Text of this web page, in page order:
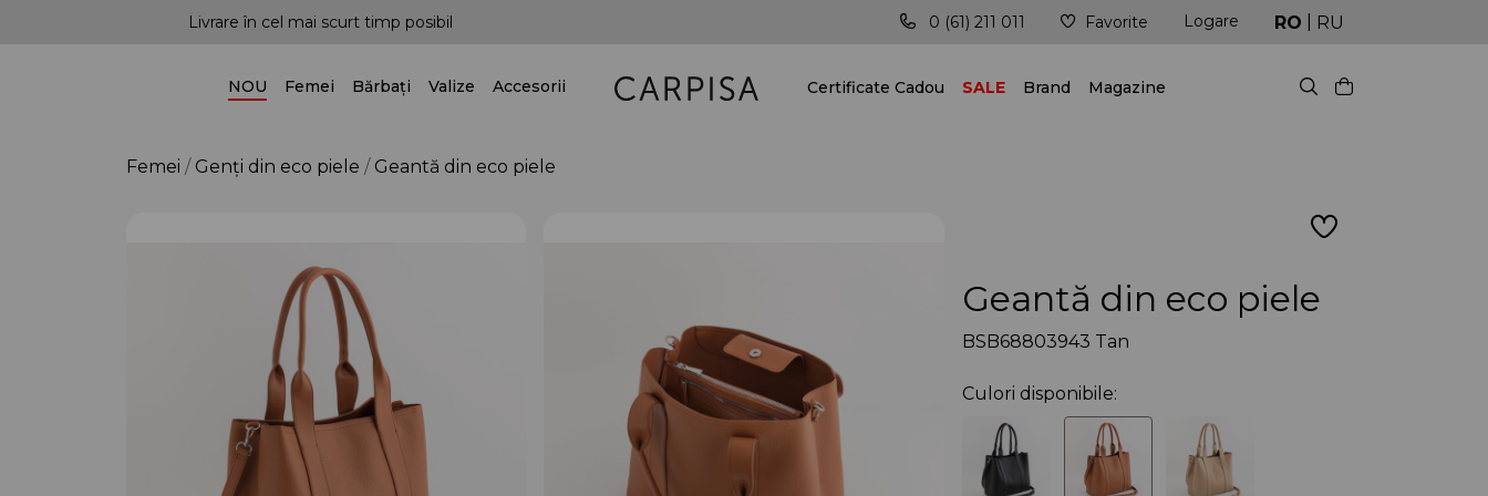
Livrare în cel mai scurt timp posibil Vei fi mereu în pas cu ultimele tendințe!
0 (61) 211 011 Favorite Logare RO RU
NOU Femei Bărbați Valize Accesorii Certificate Cadou SALE Brand Magazine
Femei Genți din eco piele Geantă din eco piele
Geantă din eco piele
BSB68803943 Tan
Culori disponibile: